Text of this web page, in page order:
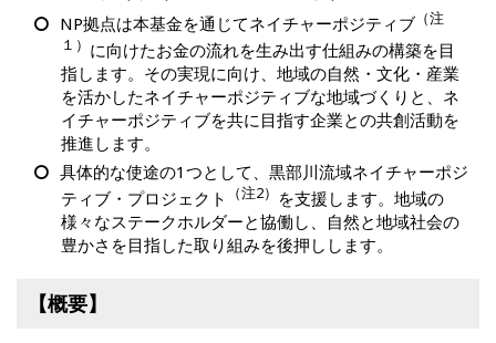
NP拠点は本基金を通じてネイチャーポジティブ （注
１） に向けたお金の流れを生み出す仕組みの構築を目
指します。その実現に向け、地域の自然・文化・産業
を活かしたネイチャーポジティブな地域づくりと、ネ
イチャーポジティブを共に目指す企業との共創活動を
推進します。
具体的な使途の1つとして、黒部川流域ネイチャーポジ
ティブ・プロジェクト
（注2） を支援します。地域の
様々なステークホルダーと協働し、自然と地域社会の
豊かさを目指した取り組みを後押しします。
【概要】